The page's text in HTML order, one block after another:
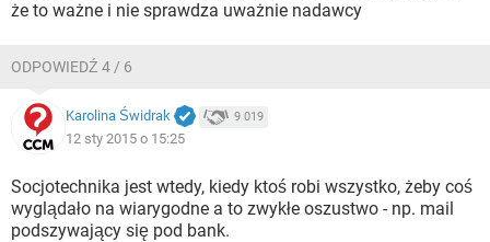
że to ważne i nie sprawdza uważnie nadawcy
ODPOWIEDŹ 4 / 6
Karolina Świdrak 9 019
12 sty 2015 o 15:25
Socjotechnika jest wtedy, kiedy ktoś robi wszystko, żeby coś
wyglądało na wiarygodne a to zwykłe oszustwo - np. mail
podszywający się pod bank.